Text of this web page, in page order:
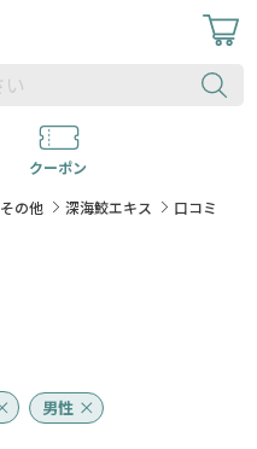
クーポン
その他 深海鮫エキス 口コミ
男性